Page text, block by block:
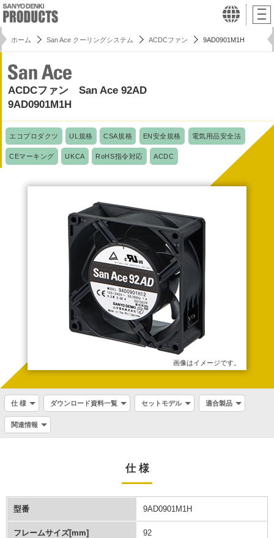
ホーム San Ace クーリングシステム ACDCファン 9AD0901M1H
ACDCファン San Ace 92AD
9AD0901M1H
エコプロダクツ UL規格 CSA規格 EN安全規格 電気用品安全法
CEマーキング UKCA RoHS指令対応 ACDC
画像はイメージです。
仕 様 ダウンロード資料一覧 セットモデル 適合製品
関連情報
仕 様
型番 9AD0901M1H
フレームサイズ[mm] 92